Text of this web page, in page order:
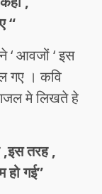
“
‘ आवजों ‘ इस
गए । कवि
मे लिखते हे
,इस तरह ,
हो गई”